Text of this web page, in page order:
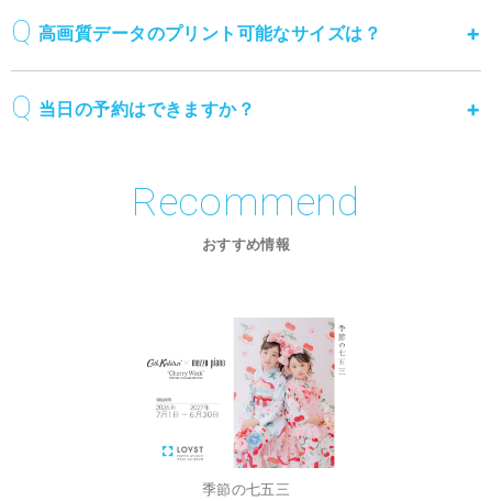
高画質データのプリント可能なサイズは？
当日の予約はできますか？
Recommend
おすすめ情報
季節の七五三